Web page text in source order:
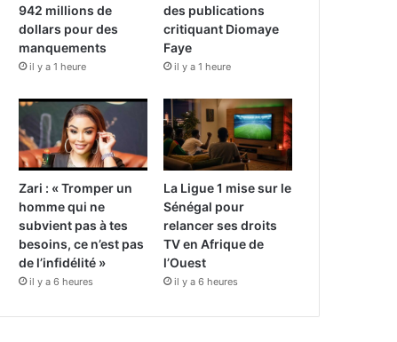
942 millions de
dollars pour des
manquements
il y a 1 heure
des publications
critiquant Diomaye
Faye
il y a 1 heure
Zari : « Tromper un
homme qui ne
subvient pas à tes
besoins, ce n’est pas
de l’infidélité »
il y a 6 heures
La Ligue 1 mise sur le
Sénégal pour
relancer ses droits
TV en Afrique de
l’Ouest
il y a 6 heures